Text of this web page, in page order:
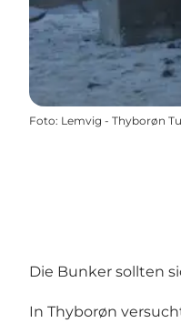
Foto: Lemvig - Thyborøn
Die Bunker sollten
In Thyborøn